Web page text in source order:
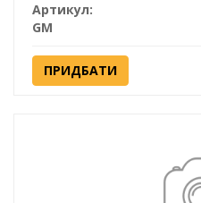
Артикул:
GM
ПРИДБАТИ